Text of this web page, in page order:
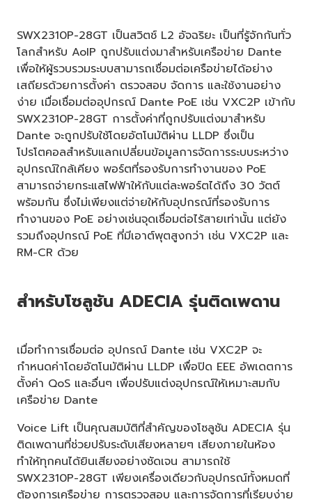
SWX2310P-28GT เป็นสวิตช์ L2 อัจฉริยะ เป็นที่รู้จักกันทั่ว
โลกสำหรับ AoIP ถูกปรับแต่งมาสำหรับเครือข่าย Dante
เพื่อให้ผู้รวบรวมระบบสามารถเชื่อมต่อเครือข่ายได้อย่าง
เสถียรด้วยการตั้งค่า ตรวจสอบ จัดการ และใช้งานอย่าง
ง่าย เมื่อเชื่อมต่ออุปกรณ์ Dante PoE เช่น VXC2P เข้ากับ
SWX2310P-28GT การตั้งค่าที่ถูกปรับแต่งมาสำหรับ
Dante จะถูกปรับใช้โดยอัตโนมัติผ่าน LLDP ซึ่งเป็น
โปรโตคอลสำหรับแลกเปลี่ยนข้อมูลการจัดการระบบระหว่าง
อุปกรณ์ใกล้เคียง พอร์ตที่รองรับการทำงานของ PoE
สามารถจ่ายกระแสไฟฟ้าให้กับแต่ละพอร์ตได้ถึง 30 วัตต์
พร้อมกัน ซึ่งไม่เพียงแต่จ่ายให้กับอุปกรณ์ที่รองรับการ
ทำงานของ PoE อย่างเช่นจุดเชื่อมต่อไร้สายเท่านั้น แต่ยัง
รวมถึงอุปกรณ์ PoE ที่มีเอาต์พุตสูงกว่า เช่น VXC2P และ
RM-CR ด้วย
สำหรับโซลูชัน ADECIA รุ่นติดเพดาน
เมื่อทำการเชื่อมต่อ อุปกรณ์ Dante เช่น VXC2P จะ
กำหนดค่าโดยอัตโนมัติผ่าน LLDP เพื่อปิด EEE อัพเดตการ
ตั้งค่า QoS และอื่นๆ เพื่อปรับแต่งอุปกรณ์ให้เหมาะสมกับ
เครือข่าย Dante
Voice Lift เป็นคุณสมบัติที่สำคัญของโซลูชัน ADECIA รุ่น
ติดเพดานที่ช่วยปรับระดับเสียงหลายๆ เสียงภายในห้อง
ทำให้ทุกคนได้ยินเสียงอย่างชัดเจน สามารถใช้
SWX2310P-28GT เพียงเครื่องเดียวกับอุปกรณ์ทั้งหมดที่
ต้องการเครือข่าย การตรวจสอบ และการจัดการที่เรียบง่าย